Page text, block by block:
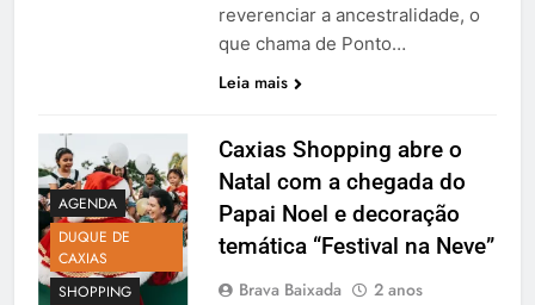
reverenciar a ancestralidade, o
que chama de Ponto…
Leia mais
AGENDA
DUQUE DE
CAXIAS
SHOPPING
Caxias Shopping abre o
Natal com a chegada do
Papai Noel e decoração
temática “Festival na Neve”
Brava Baixada
2 anos